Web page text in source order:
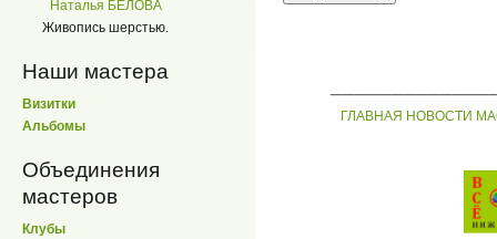
Наталья БЕЛОВА
Живопись шерстью.
Наши мастера
Визитки
Альбомы
Объединения
мастеров
Клубы
ГЛАВНАЯ НОВОСТИ